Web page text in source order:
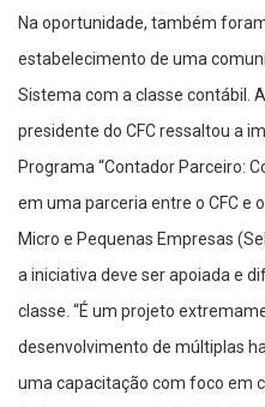
Na oportunidade, também
estabelecimento de uma
Sistema com a classe contábil.
presidente do CFC ressaltou a
Programa “Contador Parceiro:
em uma parceria entre o CFC e
Micro e Pequenas Empresas
a iniciativa deve ser apoiada e
classe. “É um projeto
desenvolvimento de múltiplas
uma capacitação com foco em